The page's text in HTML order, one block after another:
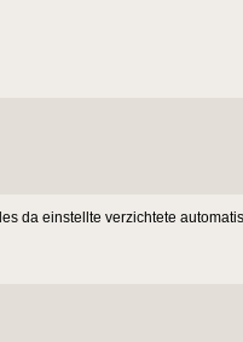
da einstellte verzichtete